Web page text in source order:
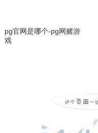
pg官网是哪个-pg网赌游
戏